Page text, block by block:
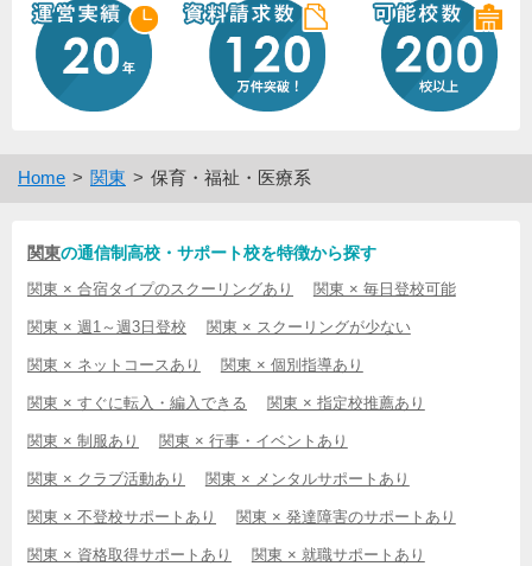
Home 関東 保育・福祉・医療系
関東の通信制高校・サポート校を特徴から探す
関東 × 合宿タイプのスクーリングあり 関東 × 毎日登校可能
関東 × 週1～週3日登校 関東 × スクーリングが少ない
関東 × ネットコースあり 関東 × 個別指導あり
関東 × すぐに転入・編入できる 関東 × 指定校推薦あり
関東 × 制服あり 関東 × 行事・イベントあり
関東 × クラブ活動あり 関東 × メンタルサポートあり
関東 × 不登校サポートあり 関東 × 発達障害のサポートあり
関東 × 資格取得サポートあり 関東 × 就職サポートあり